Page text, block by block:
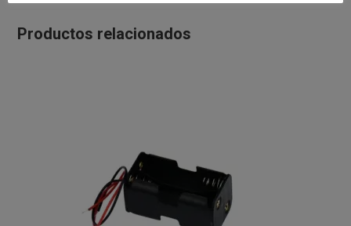
Productos relacionados